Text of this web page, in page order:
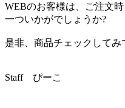
WEBのお客様は、ご注文
一ついかがでしょうか?
是非、商品チェックして
Staff ぴーこ